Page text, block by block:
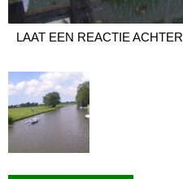
LAAT EEN REACTIE ACHTER